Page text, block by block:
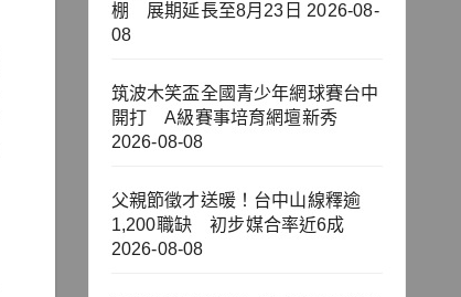
棚 展期延長至8月23日 2026-08-
08
筑波木笑盃全國青少年網球賽台中
開打 A級賽事培育網壇新秀
2026-08-08
父親節徵才送暖！台中山線釋逾
1,200職缺 初步媒合率近6成
2026-08-08